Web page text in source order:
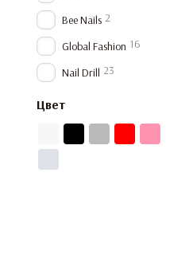
Bee Nails 2
Global Fashion 16
Nail Drill 23
Цвет